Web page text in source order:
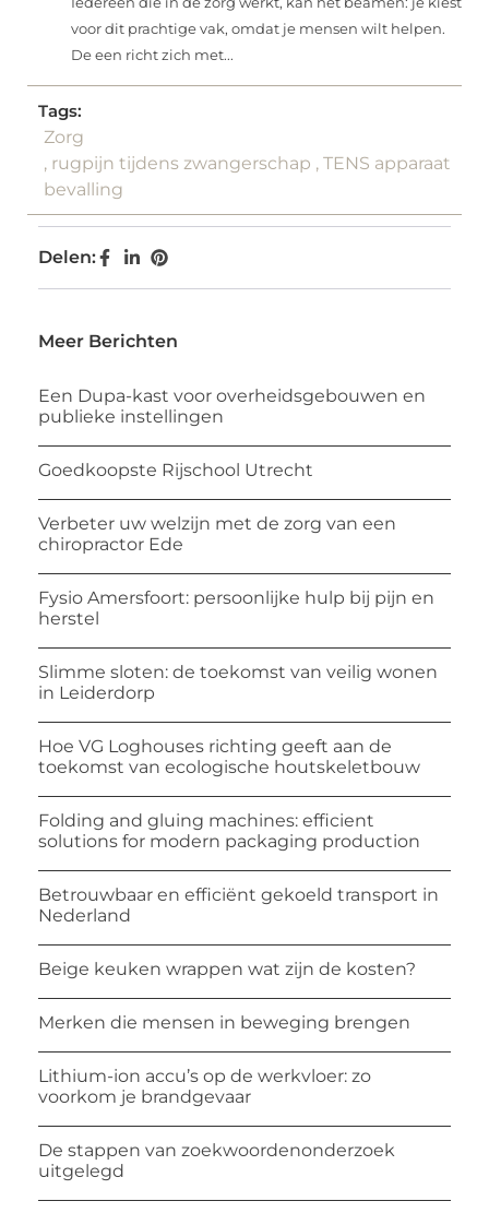
voor dit prachtige vak, omdat je mensen wilt helpen.
De een richt zich met...
Tags:
Zorg
, rugpijn tijdens zwangerschap , TENS apparaat
bevalling
Delen:
Meer Berichten
Een Dupa-kast voor overheidsgebouwen en
publieke instellingen
Goedkoopste Rijschool Utrecht
Verbeter uw welzijn met de zorg van een
chiropractor Ede
Fysio Amersfoort: persoonlijke hulp bij pijn en
herstel
Slimme sloten: de toekomst van veilig wonen
in Leiderdorp
Hoe VG Loghouses richting geeft aan de
toekomst van ecologische houtskeletbouw
Folding and gluing machines: efficient
solutions for modern packaging production
Betrouwbaar en efficiënt gekoeld transport in
Nederland
Beige keuken wrappen wat zijn de kosten?
Merken die mensen in beweging brengen
Lithium-ion accu’s op de werkvloer: zo
voorkom je brandgevaar
De stappen van zoekwoordenonderzoek
uitgelegd